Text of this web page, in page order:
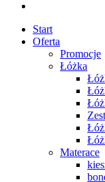
Start
Oferta
Promocje
Łóżka
Materace